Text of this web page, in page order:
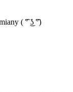
( ͡° ͜ʖ ͡°)